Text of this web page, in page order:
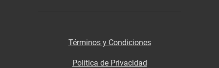
Términos y Condiciones
Política de Privacidad